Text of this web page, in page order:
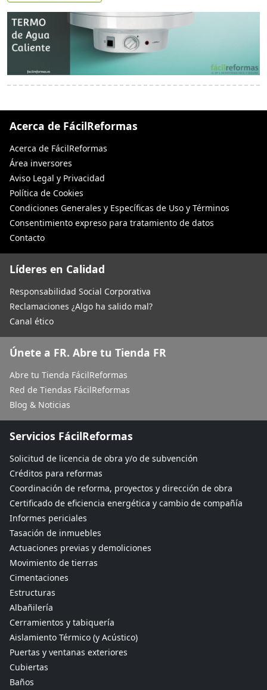
Acerca de FácilReformas
Acerca de FácilReformas
Área inversores
Aviso Legal y Privacidad
Política de Cookies
Condiciones Generales y Específicas de Uso y Términos
Consentimiento expreso para tratamiento de datos
Contacto
Líderes en Calidad
Responsabilidad Social Corporativa
Reclamaciones ¿Algo ha salido mal?
Canal ético
Únete a FR. Abre tu Tienda FR
Abre tu Tienda FácilReformas
Red de Tiendas FácilReformas
Blog & Noticias
Servicios FácilReformas
Solicitud de licencia de obra y/o de subvención
Créditos para reformas
Coordinación de reforma, proyectos y dirección de obra
Certificado de eficiencia energética y cambio de compañía
Informes periciales
Tasación de inmuebles
Actuaciones previas y demoliciones
Movimiento de tierras
Cimentaciones
Estructuras
Albañilería
Cerramientos y tabiquería
Aislamiento Térmico (y Acústico)
Puertas y ventanas exteriores
Cubiertas
Baños